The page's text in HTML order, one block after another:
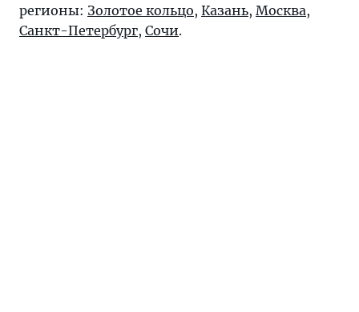
регионы: Золотое кольцо, Казань, Москва,
Санкт-Петербург, Сочи.